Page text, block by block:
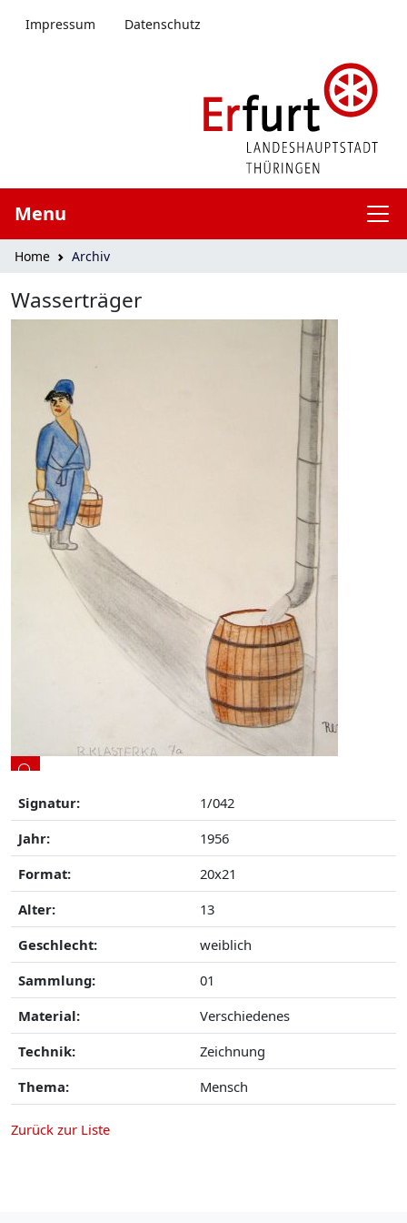
Impressum Datenschutz
Menu
Home Archiv
Wasserträger
Signatur:
1/042
Jahr:
1956
Format:
20x21
Alter:
13
Geschlecht:
weiblich
Sammlung:
01
Material:
Verschiedenes
Technik:
Zeichnung
Thema:
Mensch
Zurück zur Liste